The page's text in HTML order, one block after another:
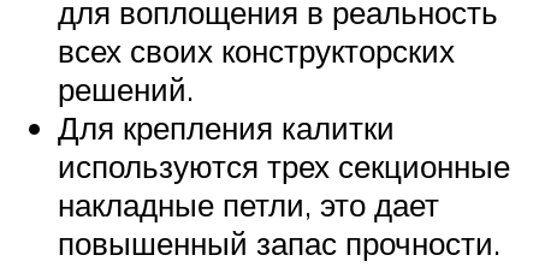
для воплощения в реальность
всех своих конструкторских
решений.
Для крепления калитки
используются трех секционные
накладные петли, это дает
повышенный запас прочности.